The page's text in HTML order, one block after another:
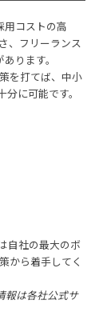
用コストの高
、フリーランス
ります。
を打てば、中小
に可能です。
自社の最大のボ
から着手してく
報は各社公式サ